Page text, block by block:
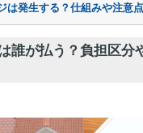
は発生する？仕組みや注意
誰が払う？負担区分